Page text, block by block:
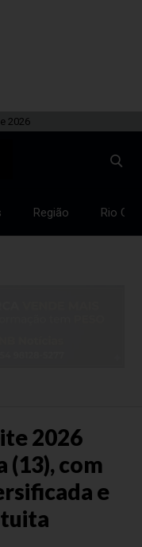
2026
Região Rio
2026
(13), com
e